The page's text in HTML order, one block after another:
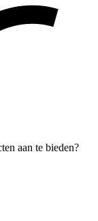
aan te bieden?